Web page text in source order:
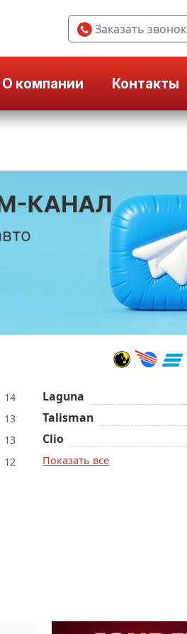
Заказать звонок
О компании Контакты
14
13
13
12
Laguna
Talisman
Clio
Показать все